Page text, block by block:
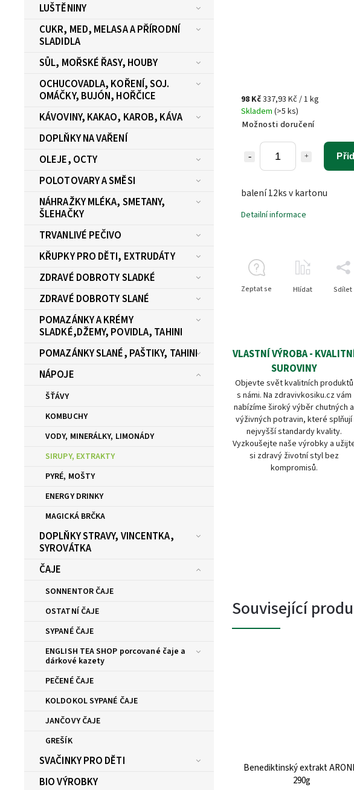
LUŠTĚNINY
CUKR, MED, MELASA A PŘÍRODNÍ
SLADIDLA
SŮL, MOŘSKÉ ŘASY, HOUBY
OCHUCOVADLA, KOŘENÍ, SOJ.
OMÁČKY, BUJÓN, HOŘČICE
KÁVOVINY, KAKAO, KAROB, KÁVA
DOPLŇKY NA VAŘENÍ
OLEJE, OCTY
POLOTOVARY A SMĚSI
NÁHRAŽKY MLÉKA, SMETANY,
ŠLEHAČKY
TRVANLIVÉ PEČIVO
KŘUPKY PRO DĚTI, EXTRUDÁTY
ZDRAVÉ DOBROTY SLADKÉ
ZDRAVÉ DOBROTY SLANÉ
POMAZÁNKY A KRÉMY
SLADKÉ,DŽEMY, POVIDLA, TAHINI
POMAZÁNKY SLANÉ, PAŠTIKY, TAHINI
NÁPOJE
ŠŤÁVY
KOMBUCHY
VODY, MINERÁLKY, LIMONÁDY
SIRUPY, EXTRAKTY
PYRÉ, MOŠTY
ENERGY DRINKY
MAGICKÁ BRČKA
DOPLŇKY STRAVY, VINCENTKA,
SYROVÁTKA
ČAJE
SONNENTOR ČAJE
OSTATNÍ ČAJE
SYPANÉ ČAJE
ENGLISH TEA SHOP porcované čaje a
dárkové kazety
PEČENÉ ČAJE
KOLDOKOL SYPANÉ ČAJE
JANČOVY ČAJE
GREŠÍK
SVAČINKY PRO DĚTI
BIO VÝROBKY
98 Kč337,93 Kč / 1 kg
Skladem (>5 ks)
Možnosti doručení
balení 12ks v kartonu
Detailní informace
Zeptat se Hlídat Sdílet
VLASTNÍ VÝROBA -
SUROVINY
Objevte svět kvalitních produktů
s námi. Na zdravivkosiku.cz vám
nabízíme široký výběr chutných a
výživných potravin, které splňují
nejvyšší standardy kvality.
Vyzkoušejte naše výrobky a
si zdravý životní styl bez
kompromisů.
Související
Benediktinský extrakt
290g